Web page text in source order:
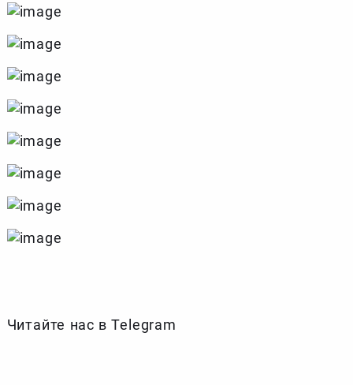
Читайте нас в Telegram